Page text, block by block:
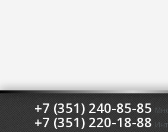
+7 (351) 240-85-85
+7 (351) 220-18-88